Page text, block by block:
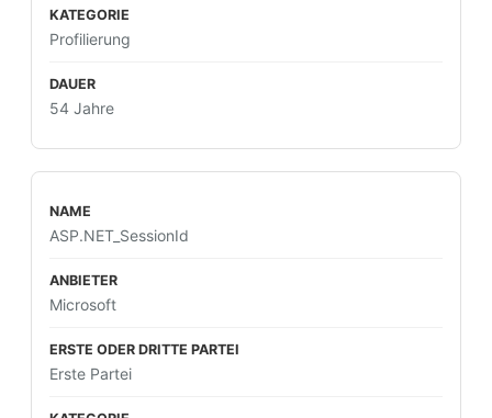
Profilierung
54 Jahre
ASP.NET_SessionId
Microsoft
Erste Partei